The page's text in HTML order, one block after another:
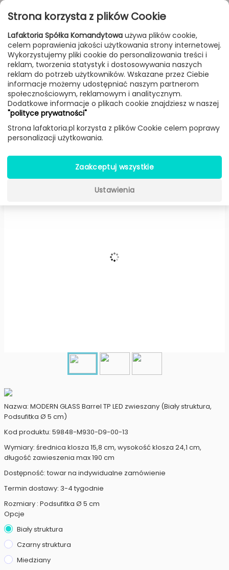
Przejdź do treści
FILTROWANIE & SORTOWANIE
Lampy Producenci AQForm Produkt
MODERN GLASS Barrel TP
LED zwieszany (Biały struktura,
Nazwa: MODERN GLASS Barrel TP LED zwieszany (Biały struktura,
Podsufitka Ø 5 cm)
Kod produktu: 59848-M930-D9-00-13
Wymiary: średnica klosza 15,8 cm, wysokość klosza 24,1 cm,
długość zawieszenia max 190 cm
Dostępność: towar na indywidualne zamówienie
Termin dostawy: 3-4 tygodnie
Rozmiary : Podsufitka Ø 5 cm
Opcje
Biały struktura
Czarny struktura
Miedziany
Strona korzysta z plików Cookie
Lafaktoria Spółka Komandytowa używa plików cookie,
celem poprawienia jakości użytkowania strony internetowej.
Wykorzystujemy pliki cookie do personalizowania treści i
reklam, tworzenia statystyk i dostosowywania naszych
reklam do potrzeb użytkowników. Wskazane przez Ciebie
informacje możemy udostępniać naszym partnerom
społecznościowym, reklamowym i analitycznym.
Dodatkowe informacje o plikach cookie znajdziesz w naszej
"polityce prywatności"
Strona lafaktoria.pl korzysta z plików Cookie celem poprawy
personalizacji użytkowania.
Zaakceptuj wszystkie
Ustawienia